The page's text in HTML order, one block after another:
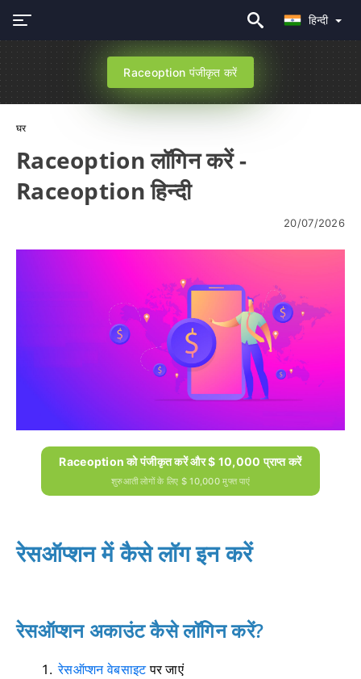
हिन्दी
Raceoption पंजीकृत करें
घर
Raceoption लॉगिन करें -
Raceoption हिन्दी
20/07/2026
Raceoption को पंजीकृत करें और $ 10,000 प्राप्त करें
शुरुआती लोगों के लिए $ 10,000 मुफ्त पाएं
रेसऑप्शन में कैसे लॉग इन करें
रेसऑप्शन अकाउंट कैसे लॉगिन करें?
रेसऑप्शन वेबसाइटपर जाएं